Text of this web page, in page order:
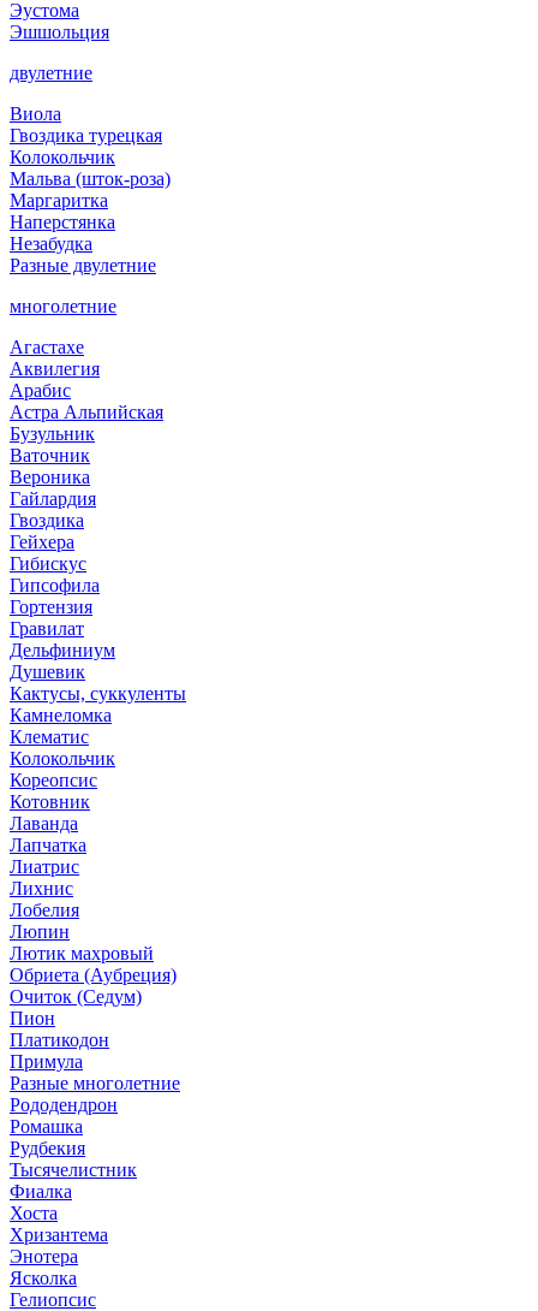
Эустома
Эшшольция
двулетние
Виола
Гвоздика турецкая
Колокольчик
Мальва (шток-роза)
Маргаритка
Наперстянка
Незабудка
Разные двулетние
многолетние
Агастахе
Аквилегия
Арабис
Астра Альпийская
Бузульник
Ваточник
Вероника
Гайлардия
Гвоздика
Гейхера
Гибискус
Гипсофила
Гортензия
Гравилат
Дельфиниум
Душевик
Кактусы, суккуленты
Камнеломка
Клематис
Колокольчик
Кореопсис
Котовник
Лаванда
Лапчатка
Лиатрис
Лихнис
Лобелия
Люпин
Лютик махровый
Обриета (Аубреция)
Очиток (Седум)
Пион
Платикодон
Примула
Разные многолетние
Рододендрон
Ромашка
Рудбекия
Тысячелистник
Фиалка
Хоста
Хризантема
Энотера
Ясколка
Гелиопсис